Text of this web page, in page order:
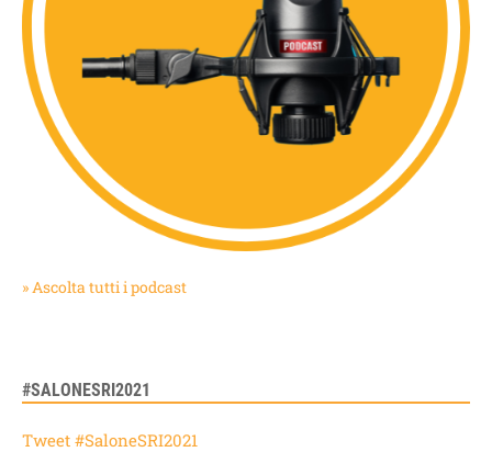
» Ascolta tutti i podcast
#SALONESRI2021
Tweet #SaloneSRI2021